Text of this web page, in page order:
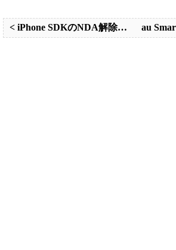
< iPhone SDKのNDA解除。新しい契約はまだかな